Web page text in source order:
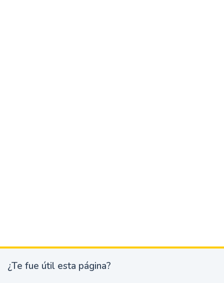
¿
¿Te fue útil esta página?